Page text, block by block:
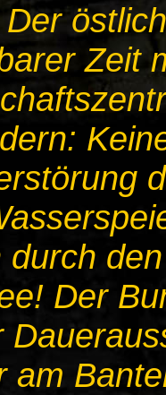
Zeit
durch
Der
am